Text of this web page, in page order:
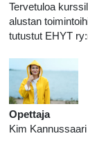
Tervetuloa
alustan
tutustut EHYT
Opettaja
Kim Kannussaari